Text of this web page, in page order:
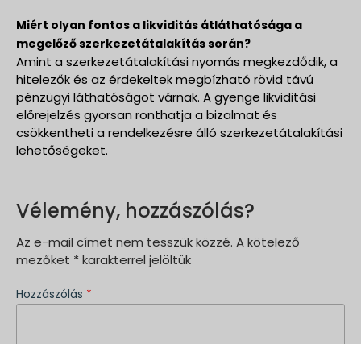
Miért olyan fontos a likviditás átláthatósága a
megelőző szerkezetátalakítás során?
Amint a szerkezetátalakítási nyomás megkezdődik, a
hitelezők és az érdekeltek megbízható rövid távú
pénzügyi láthatóságot várnak. A gyenge likviditási
előrejelzés gyorsan ronthatja a bizalmat és
csökkentheti a rendelkezésre álló szerkezetátalakítási
lehetőségeket.
Vélemény, hozzászólás?
Az e-mail címet nem tesszük közzé. A kötelező
mezőket * karakterrel jelöltük
Hozzászólás *